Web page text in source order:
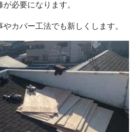
必要になります。
カバー工法でも新しくします。